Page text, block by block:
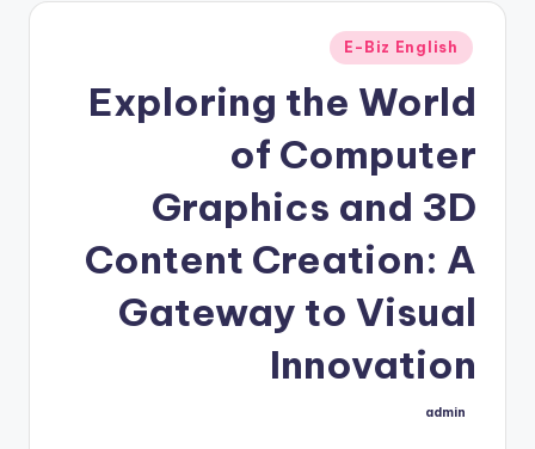
مت
ش
كوبونات
أكواد
الخصم
بشكل
متجدد
نُشر
في
E-Biz English
Exploring the World
of Computer
Graphics and 3D
Content Creation: A
Gateway to Visual
Innovation
تمّ
admin